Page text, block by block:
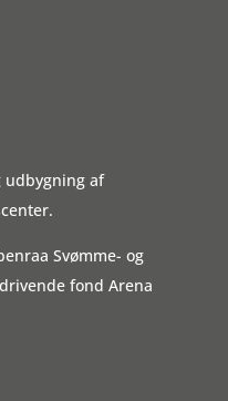
udbygning af
Svømme- og
fond Arena